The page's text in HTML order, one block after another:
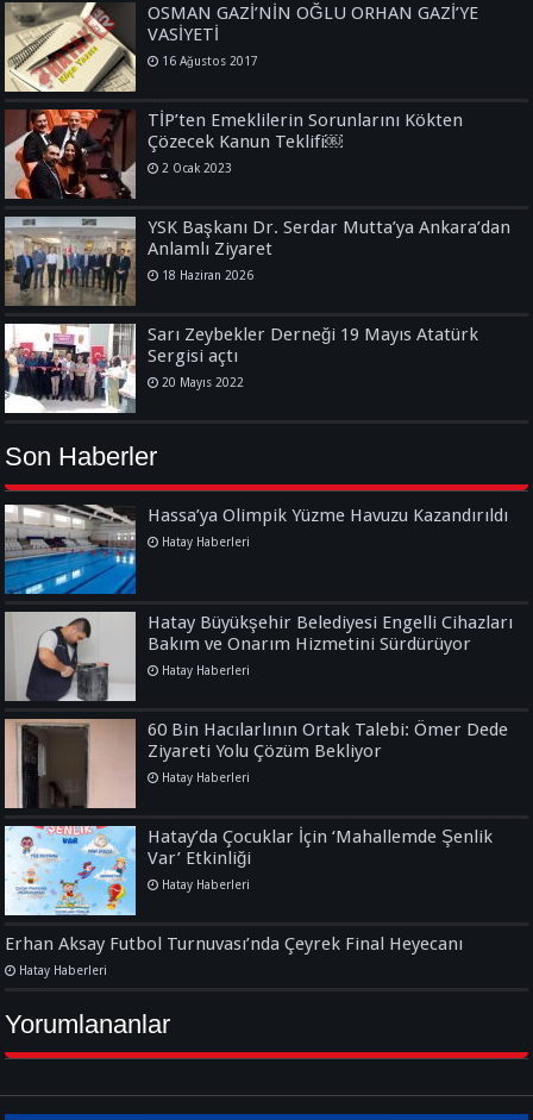
OSMAN GAZİ’NİN OĞLU ORHAN GAZİ’YE
VASİYETİ
16 Ağustos 2017
TİP’ten Emeklilerin Sorunlarını Kökten
Çözecek Kanun Teklifi￼
2 Ocak 2023
YSK Başkanı Dr. Serdar Mutta’ya Ankara’dan
Anlamlı Ziyaret
18 Haziran 2026
Sarı Zeybekler Derneği 19 Mayıs Atatürk
Sergisi açtı
20 Mayıs 2022
Son Haberler
Hassa’ya Olimpik Yüzme Havuzu Kazandırıldı
Hatay Haberleri
Hatay Büyükşehir Belediyesi Engelli Cihazları
Bakım ve Onarım Hizmetini Sürdürüyor
Hatay Haberleri
60 Bin Hacılarlının Ortak Talebi: Ömer Dede
Ziyareti Yolu Çözüm Bekliyor
Hatay Haberleri
Hatay’da Çocuklar İçin ‘Mahallemde Şenlik
Var’ Etkinliği
Hatay Haberleri
Erhan Aksay Futbol Turnuvası’nda Çeyrek Final Heyecanı
Hatay Haberleri
Yorumlananlar